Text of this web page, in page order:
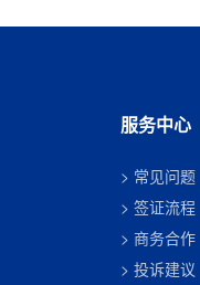
服务中心
常见问题
签证流程
商务合作
投诉建议